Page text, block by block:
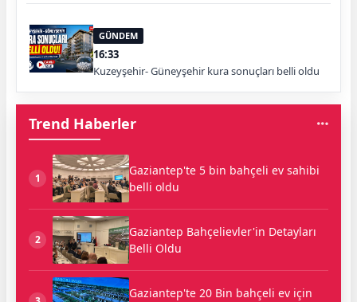
GÜNDEM
16:33
Kuzeyşehir- Güneyşehir kura sonuçları belli oldu
Trend Haberler
1
Gaziantep'te 5 bin bahçeli ev sahibi
belli oldu
2
Gaziantep Bahçelievler'in Detayları
Belli Oldu
Gaziantep'te 20 Bin bahçeli ev için